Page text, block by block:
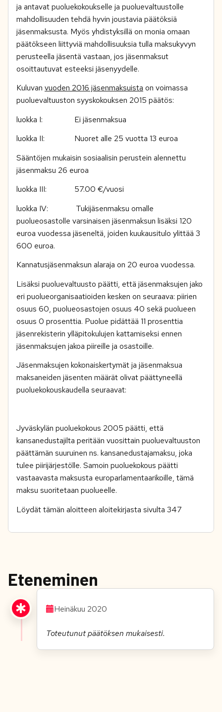
ja antavat puoluekokoukselle ja puoluevaltuustolle
mahdollisuuden tehdä hyvin joustavia päätöksiä
jäsenmaksusta. Myös yhdistyksillä on monia omaan
päätökseen liittyviä mahdollisuuksia tulla maksukyvyn
perusteella jäsentä vastaan, jos jäsenmaksut
osoittautuvat esteeksi jäsenyydelle.
Kuluvan vuoden 2016 jäsenmaksuista on voimassa
puoluevaltuuston syyskokouksen 2015 päätös:
luokka I: Ei jäsenmaksua
luokka II: Nuoret alle 25 vuotta 13 euroa
Sääntöjen mukaisin sosiaalisin perustein alennettu
jäsenmaksu 26 euroa
luokka III: 57.00 €/vuosi
luokka IV: Tukijäsenmaksu omalle
puolueosastolle varsinaisen jäsenmaksun lisäksi 120
euroa vuodessa jäseneltä, joiden kuukausitulo ylittää 3
600 euroa.
Kannatusjäsenmaksun alaraja on 20 euroa vuodessa.
Lisäksi puoluevaltuusto päätti, että jäsenmaksujen jako
eri puolueorganisaatioiden kesken on seuraava: piirien
osuus 60, puolueosastojen osuus 40 sekä puolueen
osuus 0 prosenttia. Puolue pidättää 11 prosenttia
jäsenrekisterin ylläpitokulujen kattamiseksi ennen
jäsenmaksujen jakoa piireille ja osastoille.
Jäsenmaksujen kokonaiskertymät ja jäsenmaksua
maksaneiden jäsenten määrät olivat päättyneellä
puoluekokouskaudella seuraavat:
Jyväskylän puoluekokous 2005 päätti, että
kansanedustajilta peritään vuosittain puoluevaltuuston
päättämän suuruinen ns. kansanedustajamaksu, joka
tulee piirijärjestölle. Samoin puoluekokous päätti
vastaavasta maksusta europarlamentaarikoille, tämä
maksu suoritetaan puolueelle.
Löydät tämän aloitteen aloitekirjasta sivulta 347
Eteneminen
Heinäkuu 2020
Toteutunut päätöksen mukaisesti.